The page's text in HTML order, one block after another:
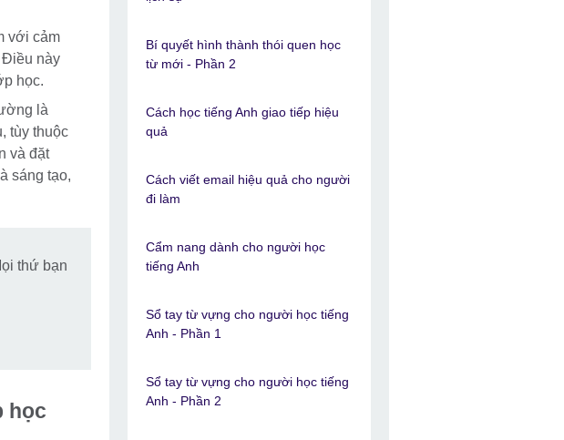
với cảm
Điều này
học.
là
tùy thuộc
và đặt
sáng tạo,
thứ bạn
học
Bí quyết hình thành thói quen học
từ mới - Phần 2
Cách học tiếng Anh giao tiếp hiệu
quả
Cách viết email hiệu quả cho người
đi làm
Cẩm nang dành cho người học
tiếng Anh
Sổ tay từ vựng cho người học tiếng
Anh - Phần 1
Sổ tay từ vựng cho người học tiếng
Anh - Phần 2